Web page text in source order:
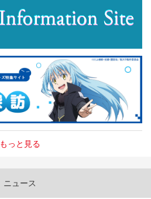
もっと見る
ニュース